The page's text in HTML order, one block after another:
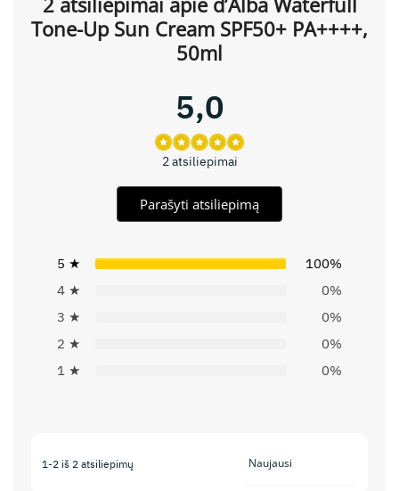
Tone-Up Sun Cream SPF50+ PA++++,
50ml
5,0
2 atsiliepimai
Parašyti atsiliepimą
5 ★
100%
4 ★
0%
3 ★
0%
2 ★
0%
1 ★
0%
1-2 iš 2 atsiliepimų